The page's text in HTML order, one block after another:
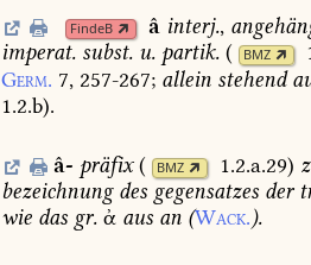
FindeB â interj.,
imperat. subst. u. partik. ( BMZ
Germ. 7, 257-267; allein stehend
1.2.b).
â- präfix ( BMZ 1.2.a.29)
bezeichnungdes gegensatzes der
wie das gr. ἀ aus an (Wack.).